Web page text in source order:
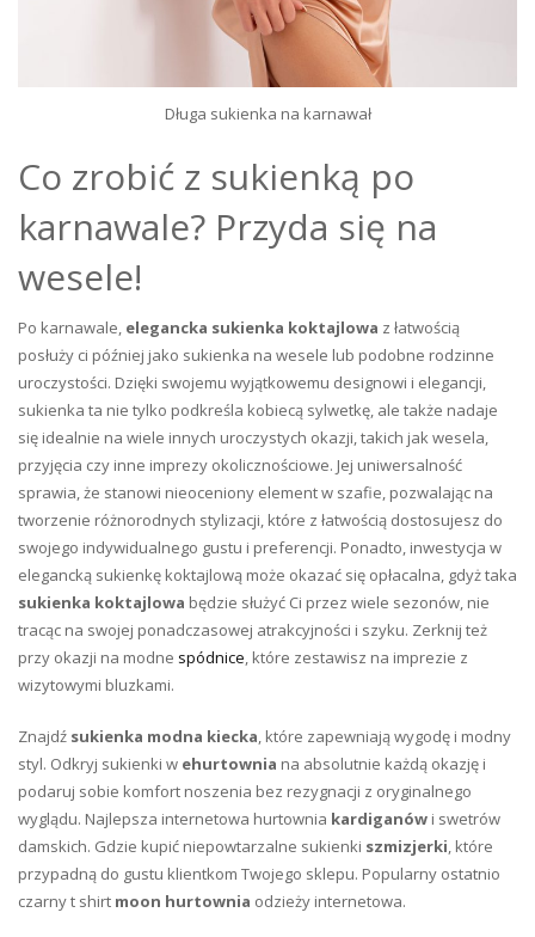
Długa sukienka na karnawał
Co zrobić z sukienką po
karnawale? Przyda się na
wesele!
Po karnawale, elegancka sukienka koktajlowa z łatwością
posłuży ci później jako sukienka na wesele lub podobne rodzinne
uroczystości. Dzięki swojemu wyjątkowemu designowi i elegancji,
sukienka ta nie tylko podkreśla kobiecą sylwetkę, ale także nadaje
się idealnie na wiele innych uroczystych okazji, takich jak wesela,
przyjęcia czy inne imprezy okolicznościowe. Jej uniwersalność
sprawia, że stanowi nieoceniony element w szafie, pozwalając na
tworzenie różnorodnych stylizacji, które z łatwością dostosujesz do
swojego indywidualnego gustu i preferencji. Ponadto, inwestycja w
elegancką sukienkę koktajlową może okazać się opłacalna, gdyż taka
sukienka koktajlowa będzie służyć Ci przez wiele sezonów, nie
tracąc na swojej ponadczasowej atrakcyjności i szyku. Zerknij też
przy okazji na modne spódnice, które zestawisz na imprezie z
wizytowymi bluzkami.
Znajdź sukienka modna kiecka, które zapewniają wygodę i modny
styl. Odkryj sukienki w ehurtownia na absolutnie każdą okazję i
podaruj sobie komfort noszenia bez rezygnacji z oryginalnego
wyglądu. Najlepsza internetowa hurtownia kardiganów i swetrów
damskich. Gdzie kupić niepowtarzalne sukienki szmizjerki, które
przypadną do gustu klientkom Twojego sklepu. Popularny ostatnio
czarny t shirt moon hurtownia odzieży internetowa.